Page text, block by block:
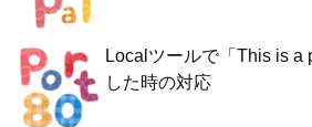
Localツールで「This is a
した時の対応